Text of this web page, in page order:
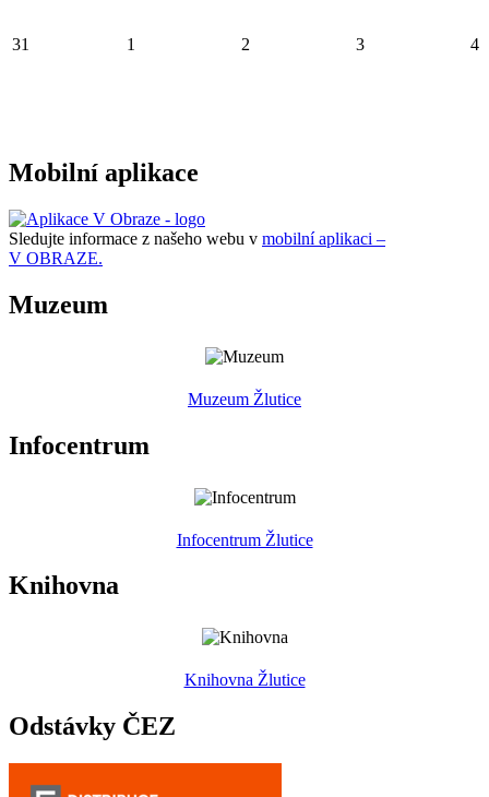
31 1 2 3 4
Mobilní aplikace
Sledujte informace z našeho webu v mobilní aplikaci –
V OBRAZE.
Muzeum
Muzeum Žlutice
Infocentrum
Infocentrum Žlutice
Knihovna
Knihovna Žlutice
Odstávky ČEZ